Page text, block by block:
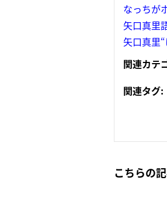
なっちが
矢口真里
矢口真里
関連カテ
関連タグ:
こちらの